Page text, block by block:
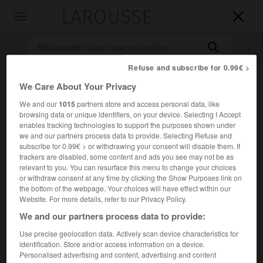


Accueil>Encyclopédie [personnage] >Jaime Robert Robertson dit
Robbie Robertson
Jaime RobertRobertson,dit
Robbie Robertson
Guitariste, chanteur, parolier et compositeur de rock
canadien (Toronto, Ontario, 1944).
Refuse and subscribe for 0.99€ >
We Care About Your Privacy
We and our1015partners store and access personal data, like
browsing data or unique identifiers, on your device. Selecting I Accept
enables tracking technologies to support the purposes shown under
we and our partners process data to provide. Selecting Refuse and
subscribe for 0.99€ > or withdrawing your consent will disable them. If
trackers are disabled, some content and ads you see may not be as
relevant to you. You can resurface this menu to change your choices
or withdraw consent at any time by clicking the Show Purposes link on
the bottom of the webpage. Your choices will have effect within our
Website. For more details, refer to our Privacy Policy.
We and our partners process data to provide:
Use precise geolocation data. Actively scan device characteristics for
identification. Store and/or access information on a device.
Personalised advertising and content, advertising and content